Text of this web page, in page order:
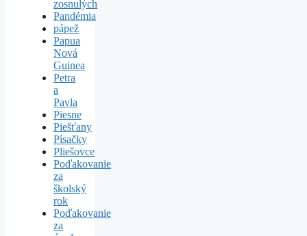
zosnulých
Pandémia
pápež
Papua
Nová
Guinea
Petra
a
Pavla
Piesne
Piešťany
Písačky
Pliešovce
Poďakovanie
za
školský
rok
Poďakovanie
za